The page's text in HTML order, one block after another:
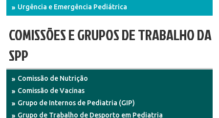
Urgência e Emergência Pediátrica
COMISSÕES E GRUPOS DE TRABALHO DA
SPP
Comissão de Nutrição
Comissão de Vacinas
Grupo de Internos de Pediatria (GIP)
Grupo de Trabalho de Desporto em Pediatria